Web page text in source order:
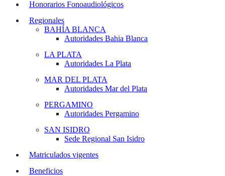
Honorarios Fonoaudiológicos
Regionales
BAHÍA BLANCA
Autoridades Bahia Blanca
LA PLATA
Autoridades La Plata
MAR DEL PLATA
Autoridades Mar del Plata
PERGAMINO
Autoridades Pergamino
SAN ISIDRO
Sede Regional San Isidro
Matriculados vigentes
Beneficios